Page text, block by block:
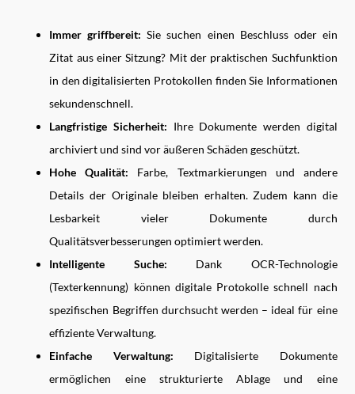
Immer griffbereit: Sie suchen einen Beschluss oder ein
Zitat aus einer Sitzung? Mit der praktischen Suchfunktion
in den digitalisierten Protokollen finden Sie Informationen
sekundenschnell.
Langfristige Sicherheit: Ihre Dokumente werden digital
archiviert und sind vor äußeren Schäden geschützt.
Hohe Qualität: Farbe, Textmarkierungen und andere
Details der Originale bleiben erhalten. Zudem kann die
Lesbarkeit vieler Dokumente durch
Qualitätsverbesserungen optimiert werden.
Intelligente Suche: Dank OCR-Technologie
(Texterkennung) können digitale Protokolle schnell nach
spezifischen Begriffen durchsucht werden – ideal für eine
effiziente Verwaltung.
Einfache Verwaltung: Digitalisierte Dokumente
ermöglichen eine strukturierte Ablage und eine